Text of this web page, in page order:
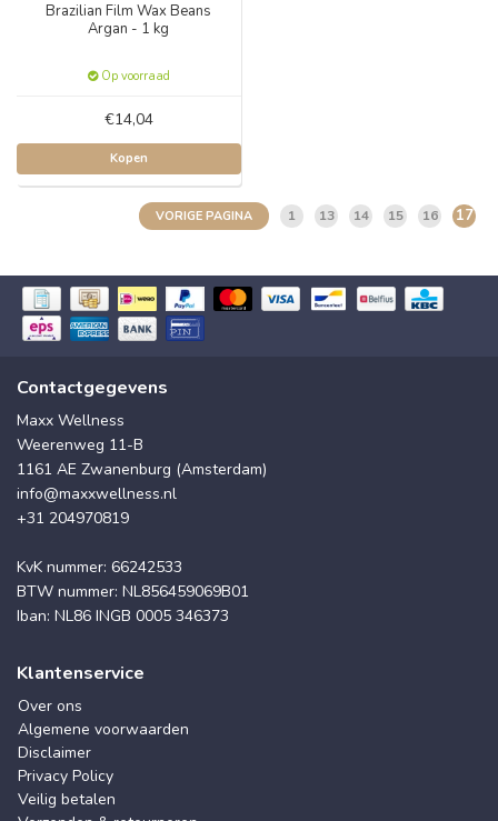
Brazilian Film Wax Beans
Argan - 1 kg
Op voorraad
€14,04
Kopen
VORIGE PAGINA 1 13 14 15 16 17
Contactgegevens
Maxx Wellness
Weerenweg 11-B
1161 AE Zwanenburg (Amsterdam)
info@maxxwellness.nl
+31 204970819
KvK nummer: 66242533
BTW nummer: NL856459069B01
Iban: NL86 INGB 0005 346373
Klantenservice
Over ons
Algemene voorwaarden
Disclaimer
Privacy Policy
Veilig betalen